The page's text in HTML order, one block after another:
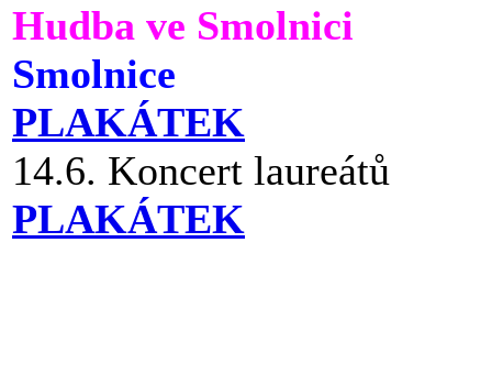
Hudba ve Smolnici
Smolnice
PLAKÁTEK
14.6. Koncert laureátů
PLAKÁTEK